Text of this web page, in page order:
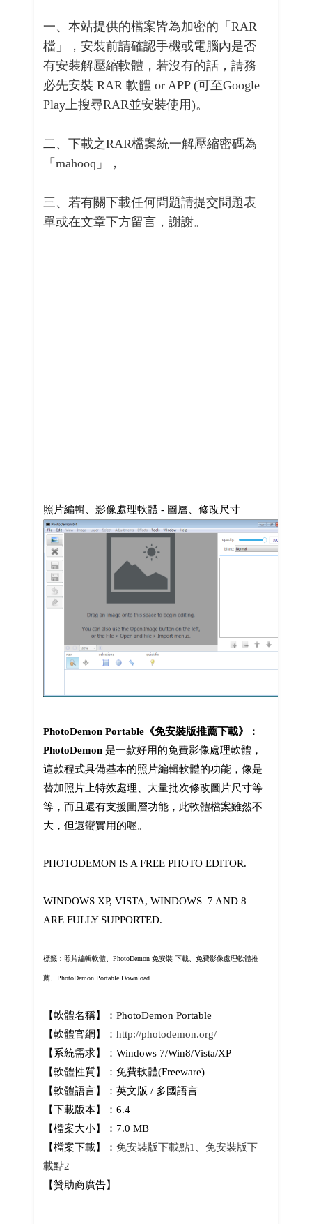
一、本站提供的檔案皆為加密的「RAR
檔」，安裝前請確認手機或電腦內是否
有安裝解壓縮軟體，若沒有的話，請務
必先安裝 RAR 軟體 or APP (可至Google
Play上搜尋RAR並安裝使用)。
二、下載之RAR檔案統一解壓縮密碼為
「mahooq」，
三、若有關下載任何問題請提交問題表
單或在文章下方留言，謝謝。
照片編輯、影像處理軟體 - 圖層、修改尺寸
PhotoDemon Portable《免安裝版推薦下載》
：
PhotoDemon 是一款好用的免費影像處理軟體，
這款程式具備基本的照片編輯軟體的功能，像是
替加照片上特效處理、大量批次修改圖片尺寸等
等，而且還有支援圖層功能，此軟體檔案雖然不
大，但還蠻實用的喔。
PHOTODEMON IS A FREE PHOTO EDITOR.
WINDOWS XP, VISTA, WINDOWS 7 AND 8
ARE FULLY SUPPORTED.
標籤：照片編輯軟體、PhotoDemon 免安裝 下載、免費影像處理軟體推
薦、PhotoDemon Portable Download
【軟體名稱】：PhotoDemon Portable
【軟體官網】： http://photodemon.org/
【系統需求】：Windows 7/Win8/Vista/XP
【軟體性質】：免費軟體(Freeware)
【軟體語言】：英文版 / 多國語言
【下載版本】：6.4
【檔案大小】：7.0 MB
【檔案下載】： 免安裝版下載點1、 免安裝版下
載點2
【贊助商廣告】